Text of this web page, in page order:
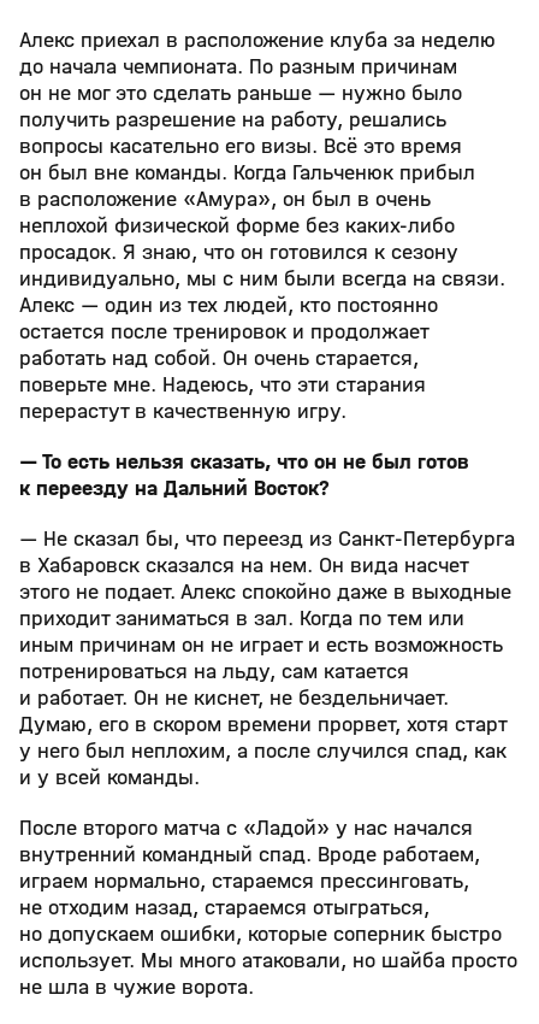
Алекс приехал в расположение клуба за неделю
до начала чемпионата. По разным причинам
он не мог это сделать раньше — нужно было
получить разрешение на работу, решались
вопросы касательно его визы. Всё это время
он был вне команды. Когда Гальченюк прибыл
в расположение «Амура», он был в очень
неплохой физической форме без каких-либо
просадок. Я знаю, что он готовился к сезону
индивидуально, мы с ним были всегда на связи.
Алекс — один из тех людей, кто постоянно
остается после тренировок и продолжает
работать над собой. Он очень старается,
поверьте мне. Надеюсь, что эти старания
перерастут в качественную игру.
— То есть нельзя сказать, что он не был готов
к переезду на Дальний Восток?
— Не сказал бы, что переезд из Санкт-Петербурга
в Хабаровск сказался на нем. Он вида насчет
этого не подает. Алекс спокойно даже в выходные
приходит заниматься в зал. Когда по тем или
иным причинам он не играет и есть возможность
потренироваться на льду, сам катается
и работает. Он не киснет, не бездельничает.
Думаю, его в скором времени прорвет, хотя старт
у него был неплохим, а после случился спад, как
и у всей команды.
После второго матча с «Ладой» у нас начался
внутренний командный спад. Вроде работаем,
играем нормально, стараемся прессинговать,
не отходим назад, стараемся отыграться,
но допускаем ошибки, которые соперник быстро
использует. Мы много атаковали, но шайба просто
не шла в чужие ворота.